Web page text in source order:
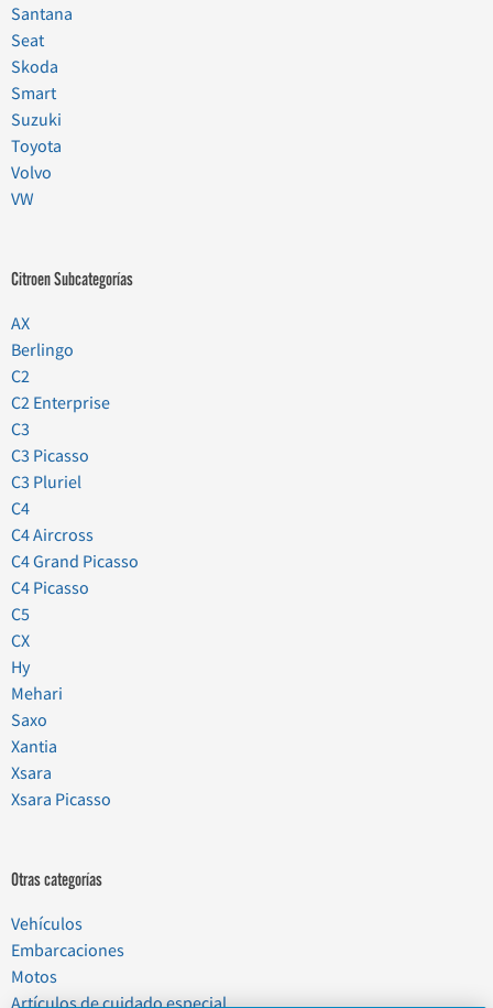
Santana
Seat
Skoda
Smart
Suzuki
Toyota
Volvo
VW
Citroen Subcategorías
AX
Berlingo
C2
C2 Enterprise
C3
C3 Picasso
C3 Pluriel
C4
C4 Aircross
C4 Grand Picasso
C4 Picasso
C5
CX
Hy
Mehari
Saxo
Xantia
Xsara
Xsara Picasso
Otras categorías
Vehículos
Embarcaciones
Motos
Artículos de cuidado especial